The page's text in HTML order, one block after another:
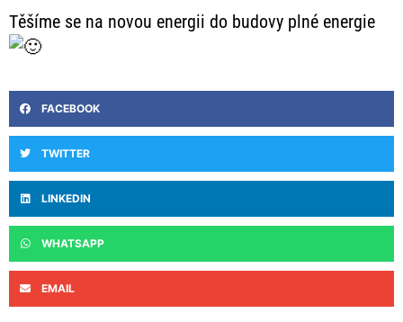
Těšíme se na novou energii do budovy plné energie
FACEBOOK
TWITTER
LINKEDIN
WHATSAPP
EMAIL